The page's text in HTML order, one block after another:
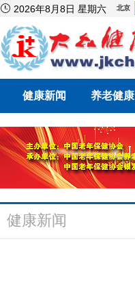
 2026年8月8日 星期六
健康新闻 养老健康
健康新闻